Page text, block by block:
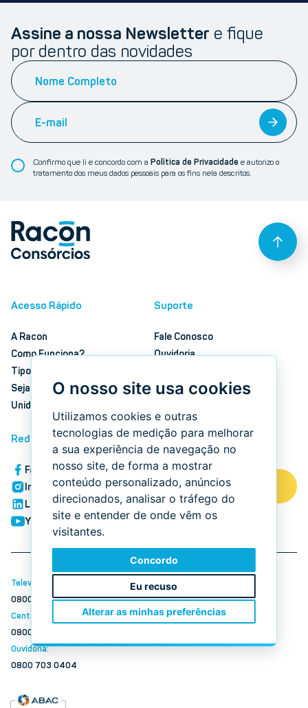
O nosso site usa cookies
Utilizamos cookies e outras
tecnologias de medição para melhorar
a sua experiência de navegação no
nosso site, de forma a mostrar
conteúdo personalizado, anúncios
direcionados, analisar o tráfego do
site e entender de onde vêm os
visitantes.
Concordo
Eu recuso
Alterar as minhas preferências
Assine a nossa Newsletter e fique
por dentro das novidades
Confirmo que li e concordo com a Política de Privacidade e autorizo o
tratamento dos meus dados pessoais para os fins nela descritos.
Acesso Rápido
A Racon
Como Funciona?
Tipos De Consórcio
Seja Um Franqueado
Unidades
Suporte
Fale Conosco
Ouvidoria
Documentos
Redes Sociais
Facebook
Instagram
LinkedIn
YouTube
Simule seu Consórcio
Televendas:
0800 645 4888
Central De Relacionamento:
0800 741 4646
Ouvidoria:
0800 703 0404